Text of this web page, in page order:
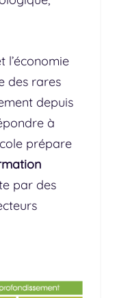
l’économie
des rares
depuis
à
prépare
par des